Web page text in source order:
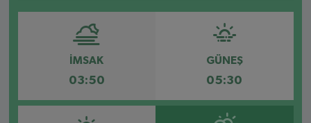
İMSAK
03:50
GÜNEŞ
05:30
YAŞAM
YEMEK